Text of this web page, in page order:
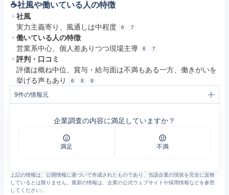
☕️社風や働いている人の特徴
社風
実力主義寄り、風通しは中程度
6 7
働いている人の特徴
営業系中心、個人差ありつつ現場主導
6 7
評判・口コミ
評価は概ね中位、賞与・給与面は不満もある一方、働きがいを
挙げる声もあり
6 8 9
9件の情報元
河上薬品グループの2027年度会社概要 | マイナビ2028
お知らせ – 河上薬品グループ
広貫堂河上薬品グループの評判・口コミ - エン カイシャの評判
企業調査の内容に満足していますか？
満足 不満
上記の情報は、公開情報に基づいて作成されたものであり、当該企業の現状を完全に反映
しているとは限りません。最新の情報は、企業の公式ウェブサイトや採用情報などを参照
してください。